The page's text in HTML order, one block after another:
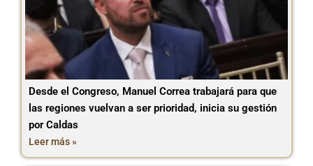
Desde el Congreso, Manuel Correa trabajará para que
las regiones vuelvan a ser prioridad, inicia su gestión
por Caldas
Leer más »